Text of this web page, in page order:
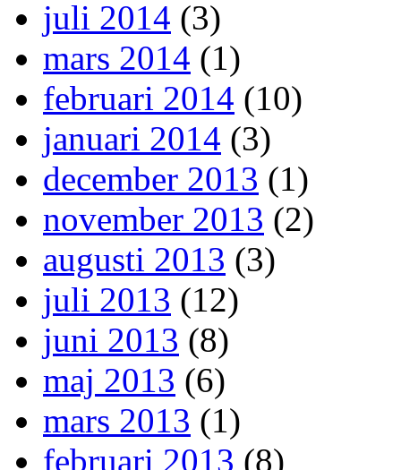
juli 2014 (3)
mars 2014 (1)
februari 2014 (10)
januari 2014 (3)
december 2013 (1)
november 2013 (2)
augusti 2013 (3)
juli 2013 (12)
juni 2013 (8)
maj 2013 (6)
mars 2013 (1)
februari 2013 (8)